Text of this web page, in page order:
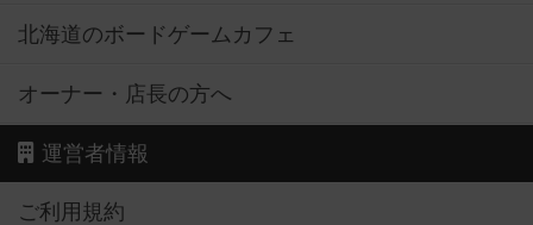
北海道のボードゲームカフェ
オーナー・店長の方へ
運営者情報
ご利用規約